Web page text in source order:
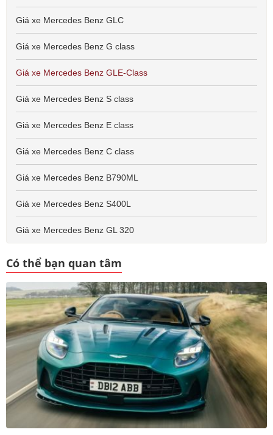
Giá xe Mercedes Benz GLC
Giá xe Mercedes Benz G class
Giá xe Mercedes Benz GLE-Class
Giá xe Mercedes Benz S class
Giá xe Mercedes Benz E class
Giá xe Mercedes Benz C class
Giá xe Mercedes Benz B790ML
Giá xe Mercedes Benz S400L
Giá xe Mercedes Benz GL 320
Có thể bạn quan tâm